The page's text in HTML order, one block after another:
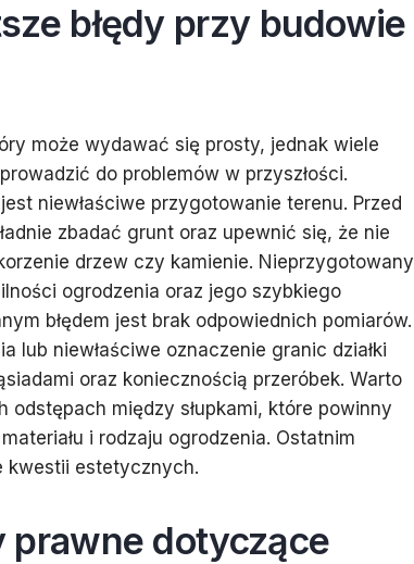
błędy przy budowie
może wydawać się prosty, jednak wiele
do problemów w przyszłości.
niewłaściwe przygotowanie terenu. Przed
zbadać grunt oraz upewnić się, że nie
drzew czy kamienie. Nieprzygotowany
ogrodzenia oraz jego szybkiego
błędem jest brak odpowiednich pomiarów.
lub niewłaściwe oznaczenie granic działki
oraz koniecznością przeróbek. Warto
odstępach między słupkami, które powinny
i rodzaju ogrodzenia. Ostatnim
kwestii estetycznych.
prawne dotyczące